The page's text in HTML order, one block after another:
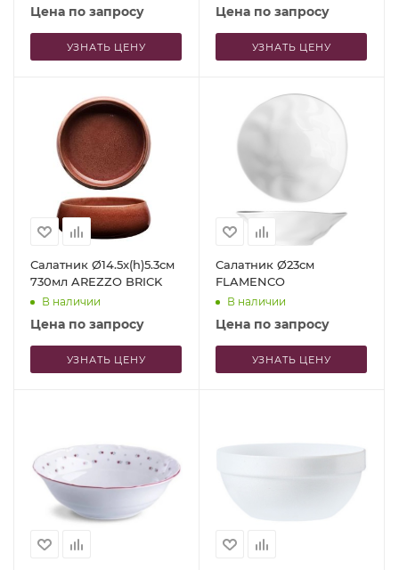
Цена по запросу
УЗНАТЬ ЦЕНУ
Цена по запросу
УЗНАТЬ ЦЕНУ
Салатник Ø14.5x(h)5.3см
730мл AREZZO BRICK
В наличии
Цена по запросу
УЗНАТЬ ЦЕНУ
Салатник Ø23см
FLAMENCO
В наличии
Цена по запросу
УЗНАТЬ ЦЕНУ